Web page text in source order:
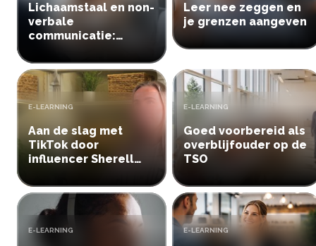
Lichaamstaal en non-
verbale
communicatie:
bedoelt zonder
woorden
Leer nee zeggen en
je grenzen aangeven
Aan de slag met
TikTok door
influencer Sherell
TYPE:
E-LEARNING
Goed voorbereid als
overblijfouder op de
TSO
TYPE:
E-LEARNING
TYPE:
E-LEARNING TYPE:
E-LEARNING